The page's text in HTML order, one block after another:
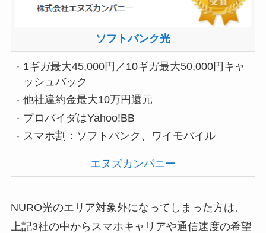
ソフトバンク光
1ギガ最大45,000円／10ギガ最大50,000円キャ
ッシュバック
他社違約金最大10万円還元
プロバイダはYahoo!BB
スマホ割：ソフトバンク、ワイモバイル
エヌズカンパニー
NURO光のエリア対象外になってしまった方は、
上記3社の中からスマホキャリアや通信速度の希望